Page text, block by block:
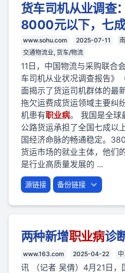
货车司机从业调查
8000元以下，七
www.sohu.com 2025-07-11
交通物流业, 货车/物流
11日，中国物流与采购联合
车司机从业状况调查报告》
面揭示了货运司机群体的最
拖欠运费成货运领域主要纠
机患有职业病。 我国是全球
公路货运承担了全国七成以
国经济命脉的畅通稳定。
货运市场的就业主体，他们
是行业高质量发展的 ...
源链接 备份链接
两种新增职业病诊
www.163.com 2025-04-22
讯 （记者 吴倩）4月21日，